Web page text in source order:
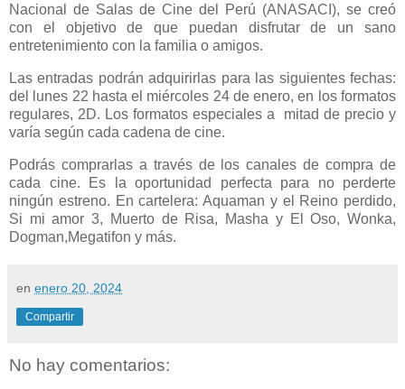
Nacional de Salas de Cine del Perú (ANASACI), se creó
con el objetivo de que puedan disfrutar de un sano
entretenimiento con la familia o amigos.
Las entradas podrán adquirirlas para las siguientes fechas:
del lunes 22 hasta el miércoles 24 de enero, en los formatos
regulares, 2D. Los formatos especiales a mitad de precio y
varía según cada cadena de cine.
Podrás comprarlas a través de los canales de compra de
cada cine. Es la oportunidad perfecta para no perderte
ningún estreno. En cartelera: Aquaman y el Reino perdido,
Si mi amor 3, Muerto de Risa, Masha y El Oso, Wonka,
Dogman,Megatifon y más.
en enero 20, 2024
Compartir
No hay comentarios: